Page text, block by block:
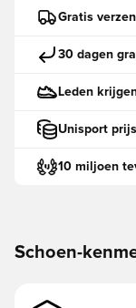
Gratis
30 dagen
Leden
Unisport
10 miljoen
Schoen-